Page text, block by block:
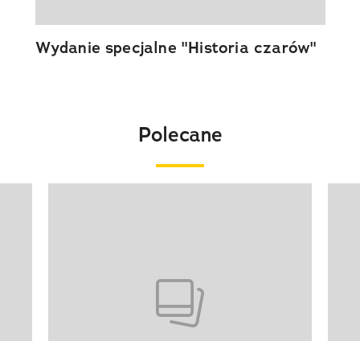
Wydanie specjalne "Historia czarów"
Polecane